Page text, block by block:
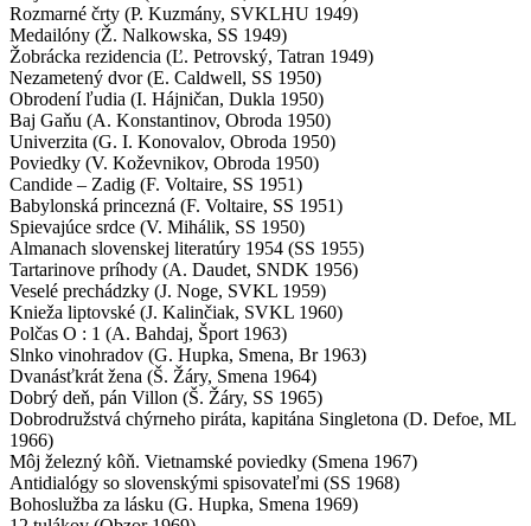
Rozmarné črty (P. Kuzmány, SVKLHU 1949)
Medailóny (Ž. Nalkowska, SS 1949)
Žobrácka rezidencia (Ľ. Petrovský, Tatran 1949)
Nezametený dvor (E. Caldwell, SS 1950)
Obrodení ľudia (I. Hájničan, Dukla 1950)
Baj Gaňu (A. Konstantinov, Obroda 1950)
Univerzita (G. I. Konovalov, Obroda 1950)
Poviedky (V. Koževnikov, Obroda 1950)
Candide – Zadig (F. Voltaire, SS 1951)
Babylonská princezná (F. Voltaire, SS 1951)
Spievajúce srdce (V. Mihálik, SS 1950)
Almanach slovenskej literatúry 1954 (SS 1955)
Tartarinove príhody (A. Daudet, SNDK 1956)
Veselé prechádzky (J. Noge, SVKL 1959)
Knieža liptovské (J. Kalinčiak, SVKL 1960)
Polčas O : 1 (A. Bahdaj, Šport 1963)
Slnko vinohradov (G. Hupka, Smena, Br 1963)
Dvanásťkrát žena (Š. Žáry, Smena 1964)
Dobrý deň, pán Villon (Š. Žáry, SS 1965)
Dobrodružstvá chýrneho piráta, kapitána Singletona (D. Defoe, ML
1966)
Môj železný kôň. Vietnamské poviedky (Smena 1967)
Antidialógy so slovenskými spisovateľmi (SS 1968)
Bohoslužba za lásku (G. Hupka, Smena 1969)